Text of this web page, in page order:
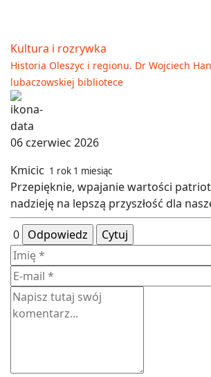
Kultura i rozrywka
Historia Oleszyc i regionu. Dr Wojciech
lubaczowskiej bibliotece
06 czerwiec 2026
Kmicic 1 rok 1 miesiąc
Przepięknie, wpajanie wartości
nadzieję na lepszą przyszłość dla
0 Odpowiedz Cytuj